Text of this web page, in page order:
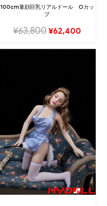
100cm童顔巨乳リアルドール Oカッ
プ
¥63,800 ¥62,400